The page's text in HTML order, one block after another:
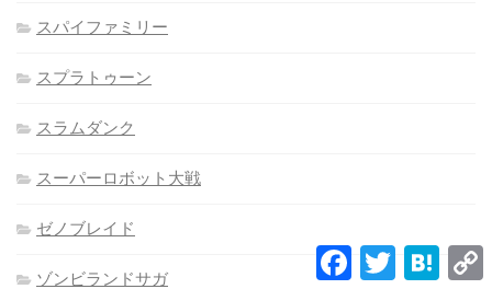
スパイファミリー
スプラトゥーン
スラムダンク
スーパーロボット大戦
ゼノブレイド
ゾンビランドサガ
FacebookTwitter Hatena